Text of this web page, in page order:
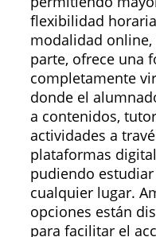
flexibilidad
modalidad online,
parte, ofrece una
completamente
donde el
a contenidos,
actividades a
plataformas
pudiendo
cualquier lugar.
opciones están
para facilitar el